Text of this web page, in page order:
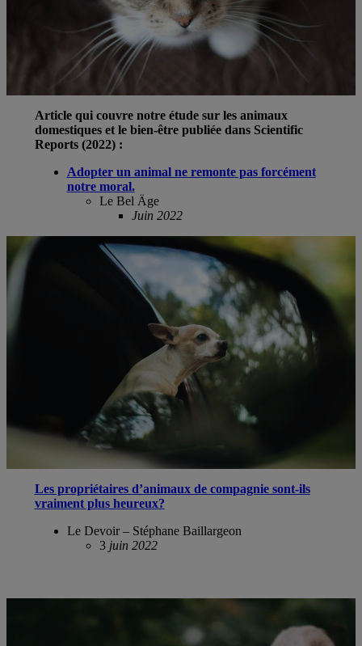
Article qui couvre notre étude sur les animaux
domestiques et le bien-être publiée dans Scientific
Reports (2022) :
Adopter un animal ne remonte pas forcément
notre moral.
Le Bel Äge
Juin 2022
Les propriétaires d’animaux de compagnie sont-ils
vraiment plus heureux?
Le Devoir – Stéphane Baillargeon
3juin 2022